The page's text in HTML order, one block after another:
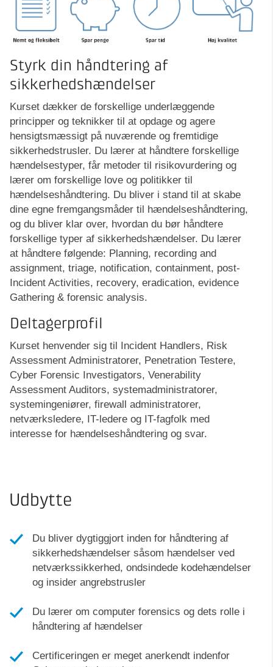
Styrk din håndtering af
sikkerhedshændelser
Kurset dækker de forskellige underlæggende
principper og teknikker til at opdage og agere
hensigtsmæssigt på nuværende og fremtidige
sikkerhedstrusler. Du lærer at håndtere forskellige
hændelsestyper, får metoder til risikovurdering og
lærer om forskellige love og politikker til
hændelseshåndtering. Du bliver i stand til at skabe
dine egne fremgangsmåder til hændelseshåndtering,
og du bliver klar over, hvordan du bør håndtere
forskellige typer af sikkerhedshændelser. Du lærer
at håndtere følgende: Planning, recording and
assignment, triage, notification, containment, post-
Incident Activities, recovery, eradication, evidence
Gathering & forensic analysis.
Deltagerprofil
Kurset henvender sig til Incident Handlers, Risk
Assessment Administratorer, Penetration Testere,
Cyber Forensic Investigators, Venerability
Assessment Auditors, systemadministratorer,
systemingeniører, firewall administratorer,
netværksledere, IT-ledere og IT-fagfolk med
interesse for hændelseshåndtering og svar.
Udbytte
Du bliver dygtiggjort inden for håndtering af
sikkerhedshændelser såsom hændelser ved
netværkssikkerhed, ondsindede kodehændelser
og insider angrebstrusler
Du lærer om computer forensics og dets rolle i
håndtering af hændelser
Certificeringen er meget anerkendt indenfor